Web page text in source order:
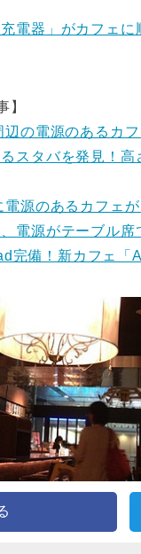
電器」がカフェ
】
の電源のあるカ
スタバを発見！
源のあるカフェが
電源がテーブル席
完備！新カフェ「